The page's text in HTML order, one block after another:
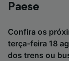
Paese
Confira os
terça-feira 18
dos trens ou